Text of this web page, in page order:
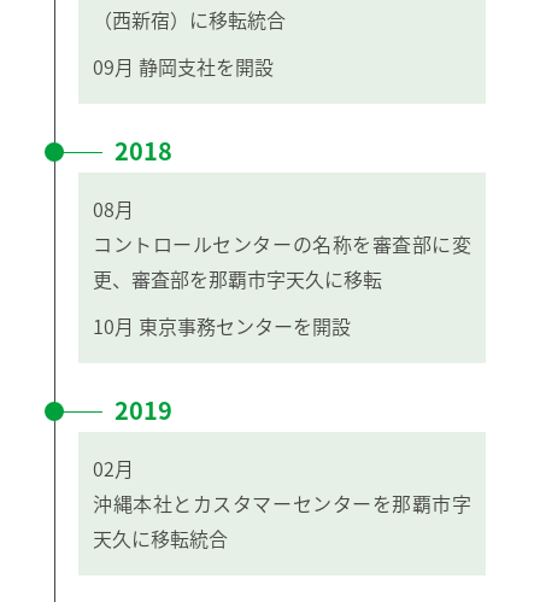
（西新宿）に移転統合
09月 静岡支社を開設
2018
08月
コントロールセンターの名称を審査部に変
更、審査部を那覇市字天久に移転
10月 東京事務センターを開設
2019
02月
沖縄本社とカスタマーセンターを那覇市字
天久に移転統合